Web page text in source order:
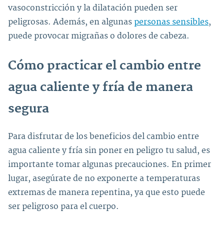
vasoconstricción y la dilatación pueden ser
peligrosas. Además, en algunas personas sensibles,
puede provocar migrañas o dolores de cabeza.
Cómo practicar el cambio entre
agua caliente y fría de manera
segura
Para disfrutar de los beneficios del cambio entre
agua caliente y fría sin poner en peligro tu salud, es
importante tomar algunas precauciones. En primer
lugar, asegúrate de no exponerte a temperaturas
extremas de manera repentina, ya que esto puede
ser peligroso para el cuerpo.